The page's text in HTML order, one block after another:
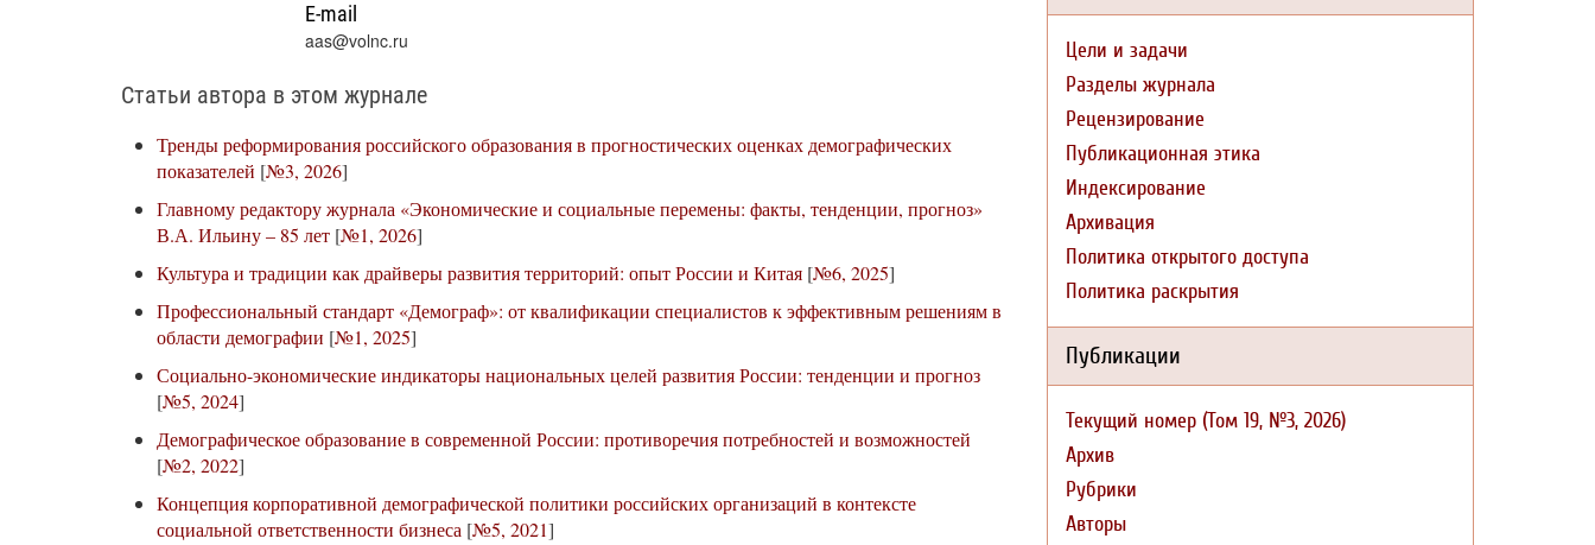
E-mail
aas@volnc.ru
Статьи автора в этом журнале
Тренды реформирования российского образования в прогностических оценках демографических
показателей [№3, 2026]
Главному редактору журнала «Экономические и социальные перемены: факты, тенденции, прогноз»
В.А. Ильину – 85 лет [№1, 2026]
Культура и традиции как драйверы развития территорий: опыт России и Китая [№6, 2025]
Профессиональный стандарт «Демограф»: от квалификации специалистов к эффективным решениям в
области демографии [№1, 2025]
Социально-экономические индикаторы национальных целей развития России: тенденции и прогноз
[№5, 2024]
Демографическое образование в современной России: противоречия потребностей и возможностей
[№2, 2022]
Концепция корпоративной демографической политики российских организаций в контексте
социальной ответственности бизнеса [№5, 2021]
Цели и задачи
Разделы журнала
Рецензирование
Публикационная этика
Индексирование
Архивация
Политика открытого доступа
Политика раскрытия
Публикации
Текущий номер (Том 19, №3, 2026)
Архив
Рубрики
Авторы